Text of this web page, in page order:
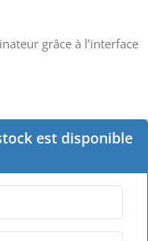
grâce à l’interface
est disponible